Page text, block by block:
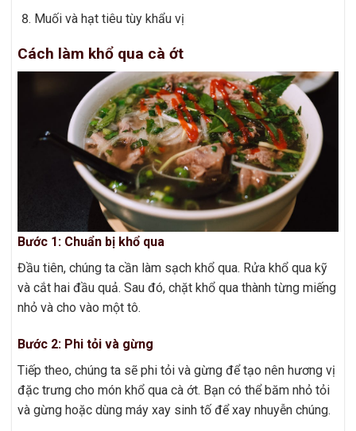
Muối và hạt tiêu tùy khẩu vị
Cách làm khổ qua cà ớt
Bước 1: Chuẩn bị khổ qua
Đầu tiên, chúng ta cần làm sạch khổ qua. Rửa khổ qua kỹ
và cắt hai đầu quả. Sau đó, chặt khổ qua thành từng miếng
nhỏ và cho vào một tô.
Bước 2: Phi tỏi và gừng
Tiếp theo, chúng ta sẽ phi tỏi và gừng để tạo nên hương vị
đặc trưng cho món khổ qua cà ớt. Bạn có thể băm nhỏ tỏi
và gừng hoặc dùng máy xay sinh tố để xay nhuyễn chúng.